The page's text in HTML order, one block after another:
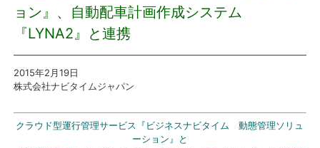
プレスリリース
おしらせ
サービス
ョン』、自動配車計画作成システム
『LYNA2』と連携
2015年2月19日
株式会社ナビタイムジャパン
クラウド型運行管理サービス『ビジネスナビタイム 動態管理ソリュ
ーション』と